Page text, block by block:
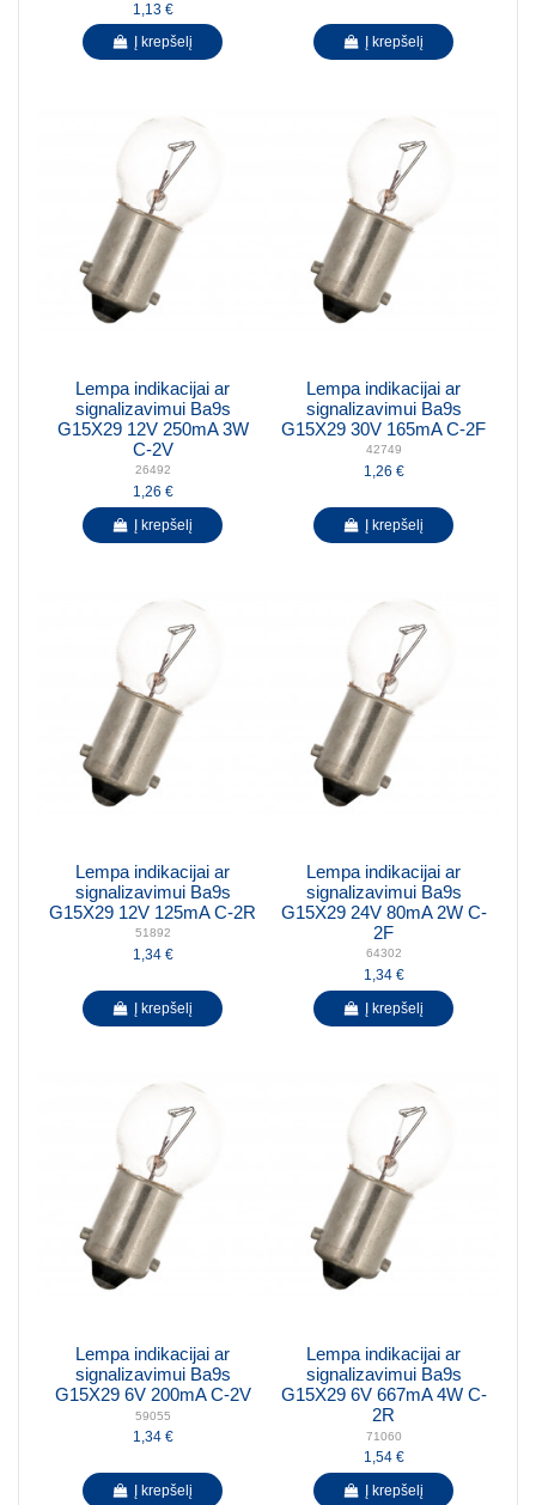
1,13 €
Į krepšelį
Į krepšelį
Lempa indikacijai ar
signalizavimui Ba9s
G15X29 12V 250mA 3W
C-2V
26492
1,26 €
Į krepšelį
Lempa indikacijai ar
signalizavimui Ba9s
G15X29 30V 165mA C-2F
42749
1,26 €
Į krepšelį
Lempa indikacijai ar
signalizavimui Ba9s
G15X29 12V 125mA C-2R
51892
1,34 €
Į krepšelį
Lempa indikacijai ar
signalizavimui Ba9s
G15X29 24V 80mA 2W C-
2F
64302
1,34 €
Į krepšelį
Lempa indikacijai ar
signalizavimui Ba9s
G15X29 6V 200mA C-2V
59055
1,34 €
Į krepšelį
Lempa indikacijai ar
signalizavimui Ba9s
G15X29 6V 667mA 4W C-
2R
71060
1,54 €
Į krepšelį